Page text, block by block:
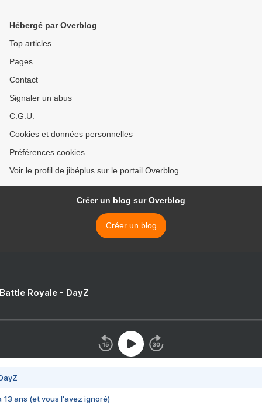
Hébergé par Overblog
Top articles
Pages
Contact
Signaler un abus
C.G.U.
Cookies et données personnelles
Préférences cookies
Voir le profil de jibéplus sur le portail Overblog
Créer un blog sur Overblog
Créer un blog
Royale - DayZ
13 ans (et vous l'avez ignoré)